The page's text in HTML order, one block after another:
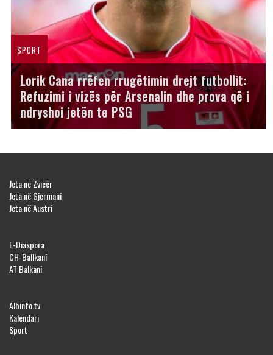
SPORT
Lorik Cana rrëfen rrugëtimin drejt futbollit:
Refuzimi i vizës për Arsenalin dhe prova që i
ndryshoi jetën te PSG
Jeta në Zvicër
Jeta në Gjermani
Jeta në Austri
E-Diaspora
CH-Ballkani
AT Balkani
Albinfo.tv
Kalendari
Sport